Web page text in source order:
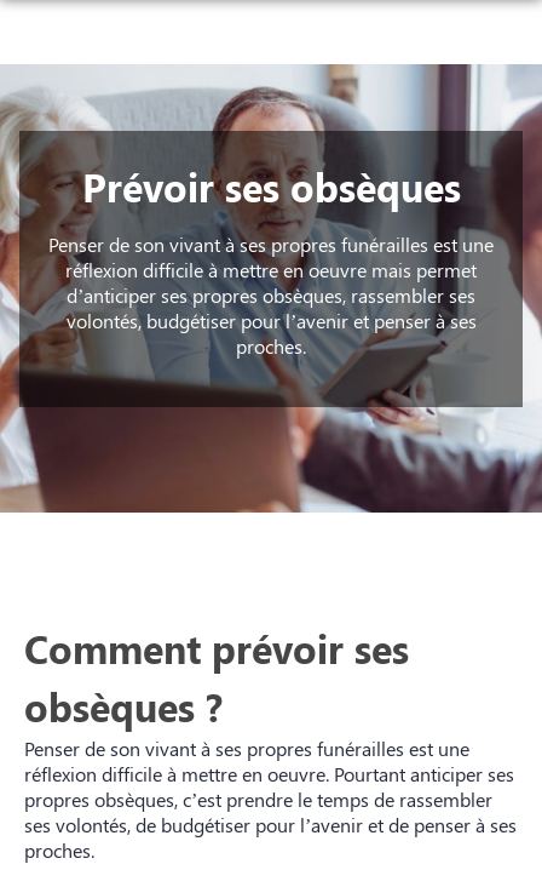
Aller
contenu
MONUMENTS FUNÉRAIRES
NOTRE AGENCE
ESPACE FUNÉRAIRE
SERVICES AUX FAMILLES
ESPACES HOMMAGES
Prévoir ses obsèques
Penser de son vivant à ses propres funérailles est une
réflexion difficile à mettre en oeuvre mais permet
d’anticiper ses propres obsèques, rassembler ses
volontés, budgétiser pour l’avenir et penser à ses
proches.
Comment prévoir ses
obsèques ?
Penser de son vivant à ses propres funérailles est une
réflexion difficile à mettre en oeuvre. Pourtant anticiper ses
propres obsèques, c’est prendre le temps de rassembler
ses volontés, de budgétiser pour l’avenir et de penser à ses
proches.